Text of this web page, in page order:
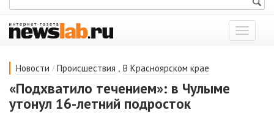
Показать
меню
Новости / Происшествия , В Красноярском крае
«Подхватило течением»: в Чулыме
утонул 16-летний подросток